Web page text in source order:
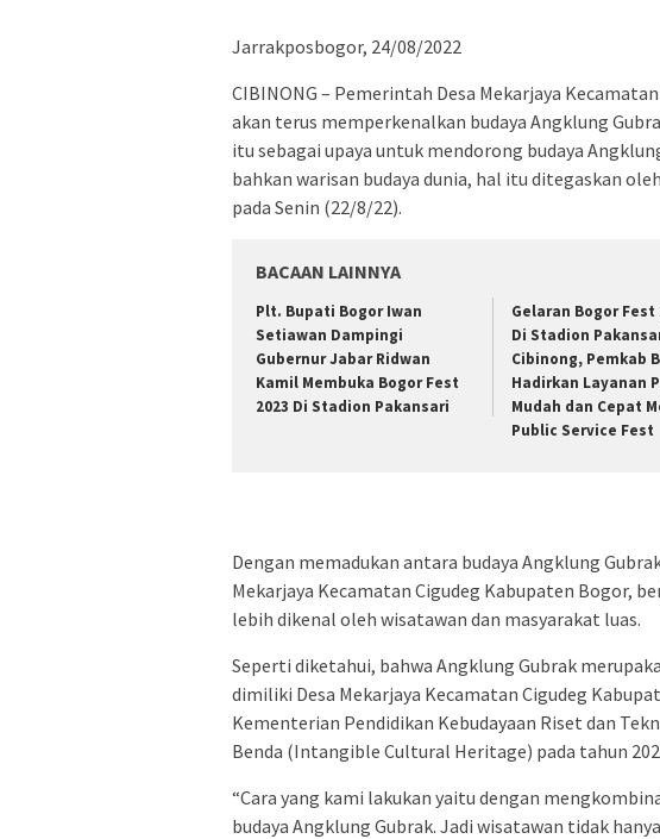
Jarrakposbogor, 24/08/2022
CIBINONG – Pemerintah Desa Mekarjaya
akan terus memperkenalkan budaya Angklung
itu sebagai upaya untuk mendorong budaya
bahkan warisan budaya dunia, hal itu ditegaskan
pada Senin (22/8/22).
BACAAN LAINNYA
Plt. Bupati Bogor Iwan
Setiawan Dampingi
Gubernur Jabar Ridwan
Kamil Membuka Bogor Fest
2023 Di Stadion Pakansari
Gelaran Bogor Fest
Di Stadion
Cibinong, Pemkab
Hadirkan Layanan
Mudah dan Cepat
Public Service Fest
Dengan memadukan antara budaya Angklung
Mekarjaya Kecamatan Cigudeg Kabupaten Bogor,
lebih dikenal oleh wisatawan dan masyarakat luas.
Seperti diketahui, bahwa Angklung Gubrak
dimiliki Desa Mekarjaya Kecamatan Cigudeg
Kementerian Pendidikan Kebudayaan Riset dan
Benda (Intangible Cultural Heritage) pada tahun
“Cara yang kami lakukan yaitu dengan
budaya Angklung Gubrak. Jadi wisatawan tidak